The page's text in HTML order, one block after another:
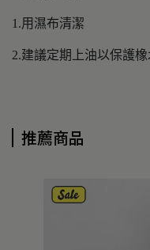
1.用濕布清潔
2.建議定期上油以保護橡
推薦商品